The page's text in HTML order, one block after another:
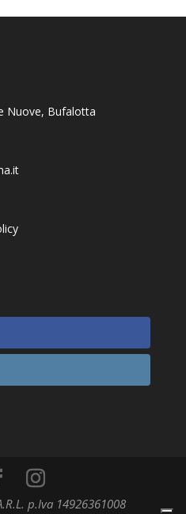
Nuove, Bufalotta
p.Iva 14926361008